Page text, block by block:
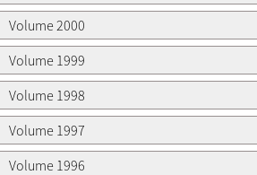
Volume 2000
Volume 1999
Volume 1998
Volume 1997
Volume 1996